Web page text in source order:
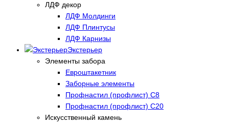
ЛДФ декор
ЛДФ Молдинги
ЛДФ Плинтусы
ЛДФ Карнизы
Экстерьер
Элементы забора
Евроштакетник
Заборные элементы
Профнастил (профлист) С8
Профнастил (профлист) С20
Искусственный камень